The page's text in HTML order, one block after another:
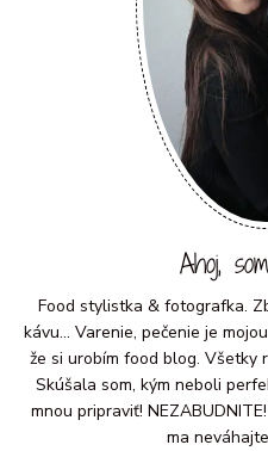
Ahoj,
Food stylistka & fotografka.
kávu... Varenie, pečenie je
že si urobím food blog. Všetky
Skúšala som, kým neboli
mnou pripraviť!
ma